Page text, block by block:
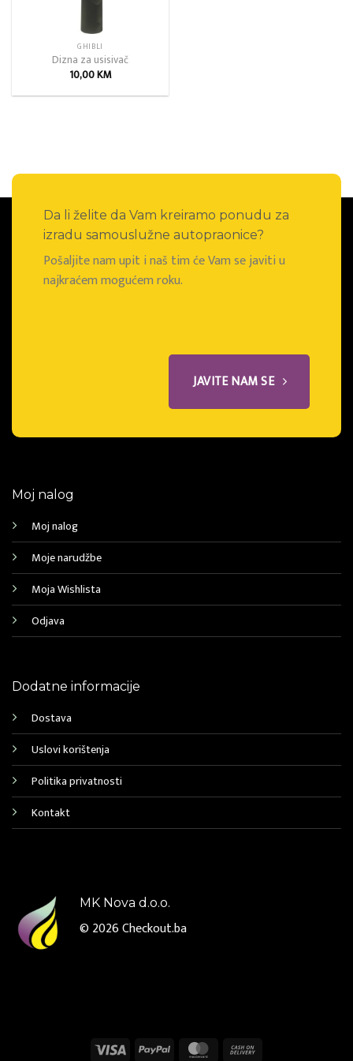
GHIBLI
Dizna za usisivač
10,00KM
Da li želite da Vam kreiramo ponudu za
izradu samouslužne autopraonice?
Pošaljite nam upit i naš tim će Vam se javiti u
najkraćem mogućem roku.
JAVITE NAM SE
Moj nalog
Moj nalog
Moje narudžbe
Moja Wishlista
Odjava
Dodatne informacije
Dostava
Uslovi korištenja
Politika privatnosti
Kontakt
MK Nova d.o.o.
© 2026Checkout.ba